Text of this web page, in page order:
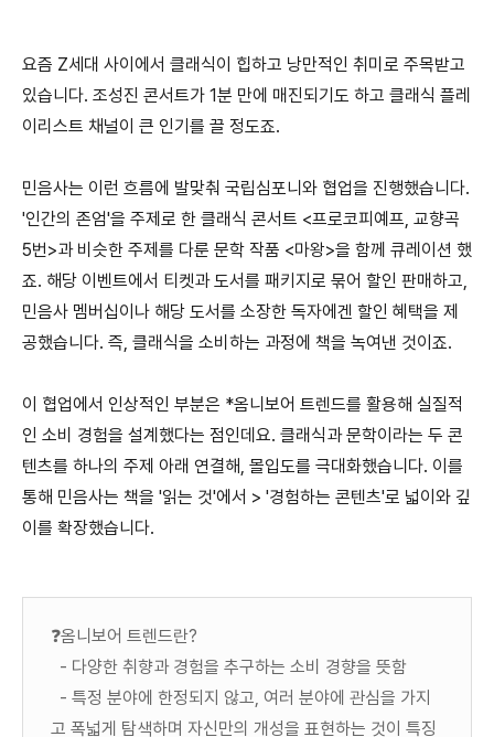
요즘 Z세대 사이에서 클래식이 힙하고 낭만적인 취미로 주목받고
있습니다. 조성진 콘서트가 1분 만에 매진되기도 하고 클래식 플레
이리스트 채널이 큰 인기를 끌 정도죠.
민음사는 이런 흐름에 발맞춰 국립심포니와 협업을 진행했습니다.
'인간의 존엄'을 주제로 한 클래식 콘서트 <프로코피예프, 교향곡
5번>과 비슷한 주제를 다룬 문학 작품 <마왕>을 함께 큐레이션 했
죠. 해당 이벤트에서 티켓과 도서를 패키지로 묶어 할인 판매하고,
민음사 멤버십이나 해당 도서를 소장한 독자에겐 할인 혜택을 제
공했습니다. 즉, 클래식을 소비하는 과정에 책을 녹여낸 것이죠.
이 협업에서 인상적인 부분은 *옴니보어 트렌드를 활용해 실질적
인 소비 경험을 설계했다는 점인데요. 클래식과 문학이라는 두 콘
텐츠를 하나의 주제 아래 연결해, 몰입도를 극대화했습니다. 이를
통해 민음사는 책을 '읽는 것'에서 > '경험하는 콘텐츠'로 넓이와 깊
이를 확장했습니다.
❓옴니보어 트렌드란?
- 다양한 취향과 경험을 추구하는 소비 경향을 뜻함
- 특정 분야에 한정되지 않고, 여러 분야에 관심을 가지
고 폭넓게 탐색하며 자신만의 개성을 표현하는 것이 특징